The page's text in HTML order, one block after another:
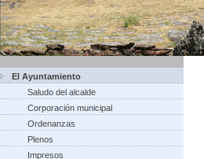
El Ayuntamiento
Saludo del alcalde
Corporación municipal
Ordenanzas
Plenos
Impresos